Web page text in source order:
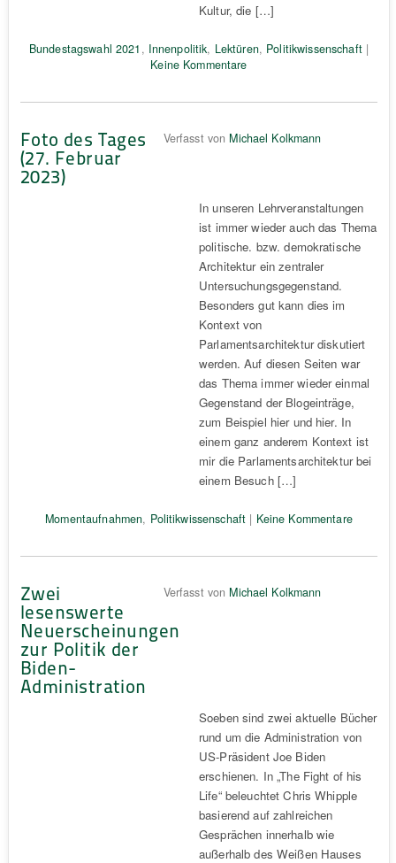
Kultur, die […]
Bundestagswahl 2021 , Innenpolitik, Lektüren, Politikwissenschaft|
Keine Kommentare
Foto des Tages
(27. Februar
2023)
Verfasst von Michael Kolkmann
In unseren Lehrveranstaltungen
ist immer wieder auch das Thema
politische. bzw. demokratische
Architektur ein zentraler
Untersuchungsgegenstand.
Besonders gut kann dies im
Kontext von
Parlamentsarchitektur diskutiert
werden. Auf diesen Seiten war
das Thema immer wieder einmal
Gegenstand der Blogeinträge,
zum Beispiel hier und hier. In
einem ganz anderem Kontext ist
mir die Parlamentsarchitektur bei
einem Besuch […]
Momentaufnahmen, Politikwissenschaft | Keine Kommentare
Zwei
lesenswerte
Neuerscheinungen
zur Politik der
Biden-
Administration
Verfasst von Michael Kolkmann
Soeben sind zwei aktuelle Bücher
rund um die Administration von
US-Präsident Joe Biden
erschienen. In „The Fight of his
Life“ beleuchtet Chris Whipple
basierend auf zahlreichen
Gesprächen innerhalb wie
außerhalb des Weißen Hauses